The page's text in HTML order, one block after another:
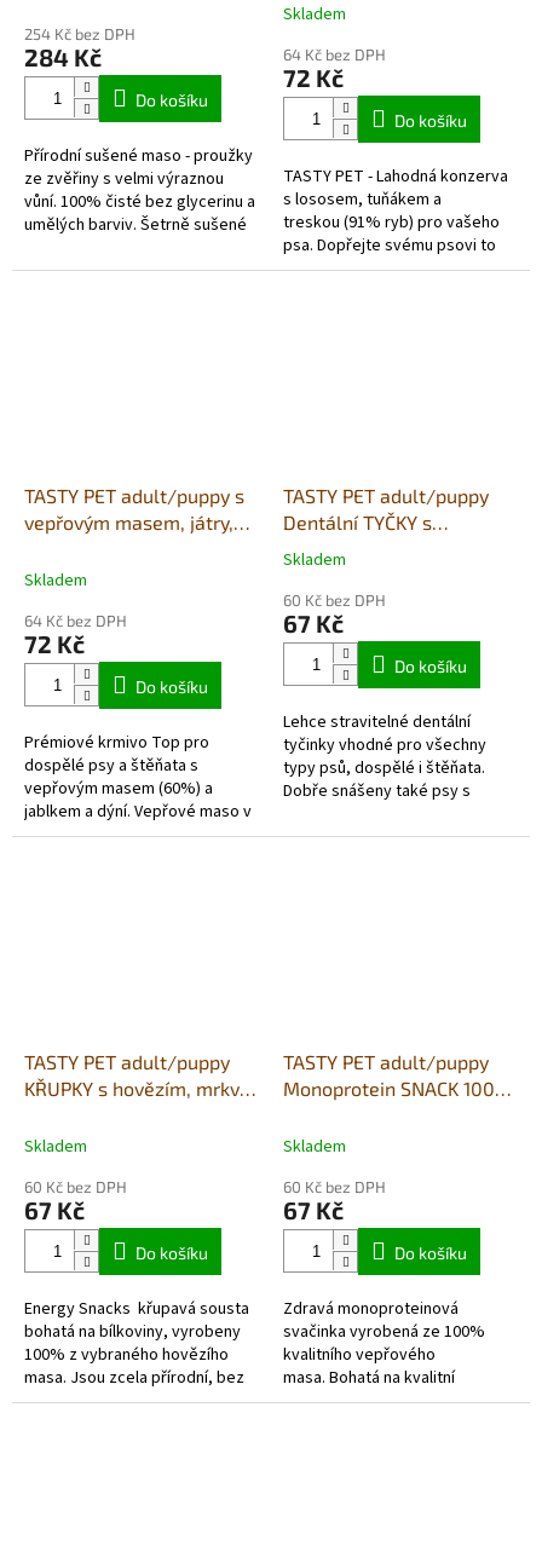
produktu
je
hvězdiček.
254 Kč bez DPH
284 Kč
Do košíku
Přírodní sušené maso - proužky
ze zvěřiny s velmi výraznou
vůní. 100% čisté bez glycerinu a
umělých barviv. Šetrně sušené
kvalitě. Každé balení...
400g
Skladem
64 Kč bez DPH
72 Kč
Do košíku
TASTY PET - Lahodná konzerva
s lososem, tuňákem a
treskou (91% ryb) pro vašeho
psa. Dopřejte svému psovi to
nejlepší s naší lahodnou a
TASTY PET adult/puppy s
vepřovým masem, játry,
Skladem
64 Kč bez DPH
72 Kč
Do košíku
Prémiové krmivo Top pro
dospělé psy a štěňata s
vepřovým masem (60%) a
jablkem a dýní. Vepřové maso v
želé, jablka a dýně mohou být
TASTY PET adult/puppy
Dentální TYČKY s
vepřovým a špenátem 80g
Průměrné
produktu
je
hvězdiček.
Skladem
60 Kč bez DPH
67 Kč
Do košíku
Lehce stravitelné dentální
tyčinky vhodné pro všechny
typy psů, dospělé i štěňata.
Dobře snášeny také psy s
stravitelné. Zdravé dentální
TASTY PET adult/puppy
KŘUPKY s hovězím, mrkví,
ENERGY PLUS
Skladem
60 Kč bez DPH
67 Kč
Do košíku
Energy Snacks křupavá sousta
bohatá na bílkoviny, vyrobeny
100% z vybraného hovězího
masa. Jsou zcela přírodní, bez
obilovin a lepku.
TASTY PET adult/puppy
Monoprotein SNACK 100%
KONDICE
Skladem
60 Kč bez DPH
67 Kč
Do košíku
Zdravá monoproteinová
svačinka vyrobená ze 100%
kvalitního vepřového
masa. Bohatá na kvalitní
bílkoviny, bez obilovin, lepku,